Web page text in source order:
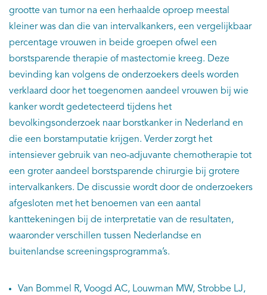
grootte van tumor na een herhaalde oproep meestal
kleiner was dan die van intervalkankers, een vergelijkbaar
percentage vrouwen in beide groepen ofwel een
borstsparende therapie of mastectomie kreeg. Deze
bevinding kan volgens de onderzoekers deels worden
verklaard door het toegenomen aandeel vrouwen bij wie
kanker wordt gedetecteerd tijdens het
bevolkingsonderzoek naar borstkanker in Nederland en
die een borstamputatie krijgen. Verder zorgt het
intensiever gebruik van neo-adjuvante chemotherapie tot
een groter aandeel borstsparende chirurgie bij grotere
intervalkankers. De discussie wordt door de onderzoekers
afgesloten met het benoemen van een aantal
kanttekeningen bij de interpretatie van de resultaten,
waaronder verschillen tussen Nederlandse en
buitenlandse screeningsprogramma’s.
Van Bommel R, Voogd AC, Louwman MW, Strobbe LJ,